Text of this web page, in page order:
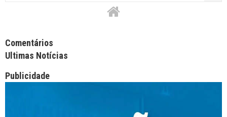
Facebook Comments APPID
Comentários
Ultimas Notícias
Publicidade